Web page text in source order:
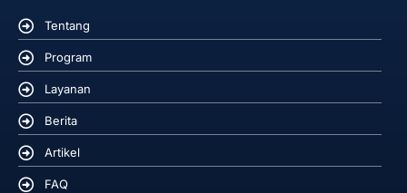
Tentang
Program
Layanan
Berita
Artikel
FAQ